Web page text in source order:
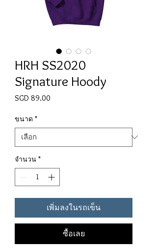
HRH SS2020
Signature Hoody
SGD 89.00
ขนาด *
จำนวน *
เพิ่มลงในรถเข็น
ซื้อเลย